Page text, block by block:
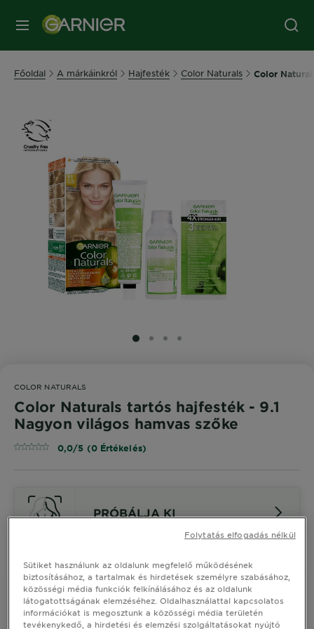
MENÜ
Főoldal A márkáinkról Hajfesték Color Naturals Color
SLIDE 1
SLIDE 2
SLIDE 3
SLIDE 4
COLOR NATURALS
Color Naturals tartós hajfesték - 9.1
Nagyon világos hamvas szőke
0,0/5 (0 Értékelés)
PRÓBÁLJA KI
Hasonló Árnyalatok Megtekintése
Color Naturals tartós hajfesték -
9.1 Nagyon világos hamvas szőke
Sütiket használunk az oldalunk megfelelő működésének
biztosításához, a tartalmak és hirdetések személyre szabásához,
közösségi média funkciók felkínálásához és az oldalunk
látogatottságának elemzéséhez. Oldalhasználattal kapcsolatos
információkat is megosztunk a közösségi média területén
tevékenykedő, a hirdetési és elemzési szolgáltatásokat nyújtó
Folytatás elfogadás nélkül